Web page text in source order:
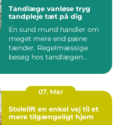
Tandlæge vanløse tryg
tandpleje tæt på dig
En sund mund handler om
meget mere end pæne
tænder. Regelmæssige
besøg hos tandlægen
07. Mar
Stolelift en enkel vej til et
mere tilgængeligt hjem